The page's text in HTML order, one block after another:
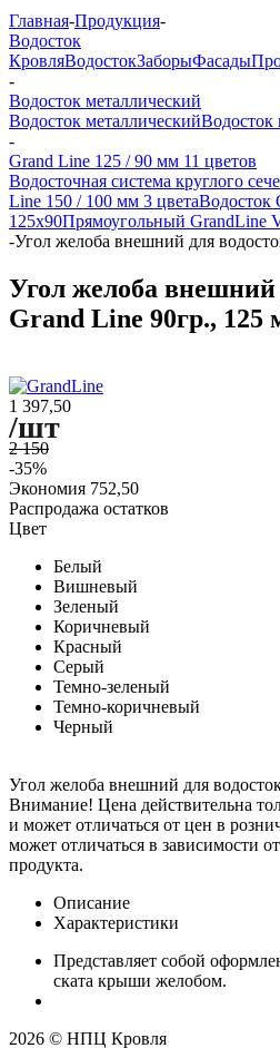
Главная-Продукция-
Водосток
КровляВодостокЗаборыФасады
-
Водосток металлический
Водосток металлическийВодосток
-
Grand Line 125 / 90 мм 11 цветов
Водосточная система круглого
Line 150 / 100 мм 3 цветаВодосток
125x90Прямоугольный GrandLine
-Угол желоба внешний для
Угол желоба внешний
Grand Line 90гр., 125
1 397,50
/шт
2 150
-35%
Экономия 752,50
Распродажа остатков
Цвет
Белый
Вишневый
Зеленый
Коричневый
Красный
Серый
Темно-зеленый
Темно-коричневый
Черный
Угол желоба внешний для
Внимание! Цена действительна
и может отличаться от цен в
может отличаться в зависимости
продукта.
Описание
Характеристики
Представляет собой
ската крыши желобом.
2026 © НПЦ Кровля